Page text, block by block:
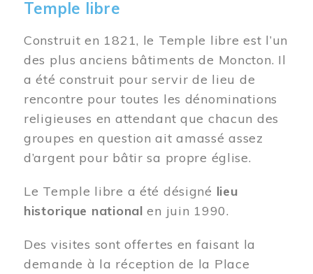
Temple libre
Construit en 1821, le Temple libre est l’un
des plus anciens bâtiments de Moncton. Il
a été construit pour servir de lieu de
rencontre pour toutes les dénominations
religieuses en attendant que chacun des
groupes en question ait amassé assez
d’argent pour bâtir sa propre église.
Le Temple libre a été désigné lieu
historique national en juin 1990.
Des visites sont offertes en faisant la
demande à la réception de la Place